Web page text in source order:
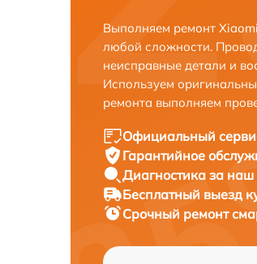
Выполняем ремонт
любой сложности.
неисправные детали и
Используем
ремонта выполняем
Официальный
Гарантийное
Диагностика за наш
Бесплатный выезд
Срочный ремонт